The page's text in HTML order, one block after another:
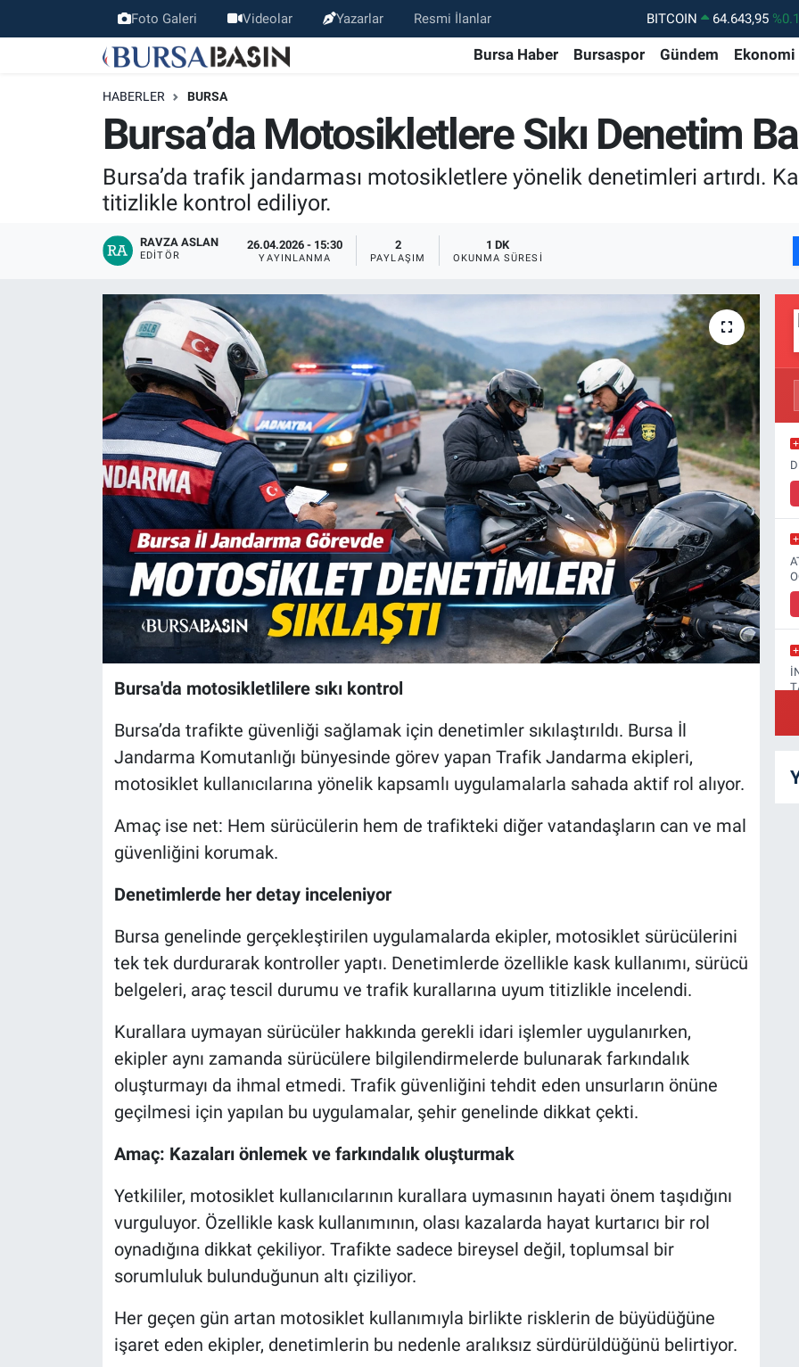
Foto Galeri Videolar Yazarlar Resmi İlanlar
EURO
55,0250 %0.02
GRAM ALTIN
6500.87
Bursa Haber Bursaspor Gündem Ekonomi
HABERLER BURSA
Bursa’da Motosikletlere Sıkı Denetim
Bursa’da trafik jandarması motosikletlere yönelik denetimleri artırdı.
titizlikle kontrol ediliyor.
RAVZA ASLAN
EDITÖR
26.04.2026 - 15:30
YAYINLANMA
2
PAYLAŞIM
1 DK
OKUNMA SÜRESI
Bursa'da motosikletlilere sıkı kontrol
Bursa’da trafikte güvenliği sağlamak için denetimler sıkılaştırıldı. Bursa İl
Jandarma Komutanlığı bünyesinde görev yapan Trafik Jandarma ekipleri,
motosiklet kullanıcılarına yönelik kapsamlı uygulamalarla sahada aktif rol alıyor.
Amaç ise net: Hem sürücülerin hem de trafikteki diğer vatandaşların can ve mal
güvenliğini korumak.
Denetimlerde her detay inceleniyor
Bursa genelinde gerçekleştirilen uygulamalarda ekipler, motosiklet sürücülerini
tek tek durdurarak kontroller yaptı. Denetimlerde özellikle kask kullanımı, sürücü
belgeleri, araç tescil durumu ve trafik kurallarına uyum titizlikle incelendi.
Kurallara uymayan sürücüler hakkında gerekli idari işlemler uygulanırken,
ekipler aynı zamanda sürücülere bilgilendirmelerde bulunarak farkındalık
oluşturmayı da ihmal etmedi. Trafik güvenliğini tehdit eden unsurların önüne
geçilmesi için yapılan bu uygulamalar, şehir genelinde dikkat çekti.
Amaç: Kazaları önlemek ve farkındalık oluşturmak
Yetkililer, motosiklet kullanıcılarının kurallara uymasının hayati önem taşıdığını
vurguluyor. Özellikle kask kullanımının, olası kazalarda hayat kurtarıcı bir rol
oynadığına dikkat çekiliyor. Trafikte sadece bireysel değil, toplumsal bir
sorumluluk bulunduğunun altı çiziliyor.
Her geçen gün artan motosiklet kullanımıyla birlikte risklerin de büyüdüğüne
işaret eden ekipler, denetimlerin bu nedenle aralıksız sürdürüldüğünü belirtiyor.
Bursa Haber
Bilim, Teknoloji
KÜLTÜR-SANAT
Bursaspor
Gündem
Teknoloji
Magazin
Nöbetçi Eczaneler
Bursa Nöbetçi Eczaneler
Bursa Hava Durumu
Bursa Trafik Yoğunluk Haritası
Süper Lig Puan Durumu ve Fikstür
Tüm Manşetler
Son Dakika Haberleri
Haber Arşivi